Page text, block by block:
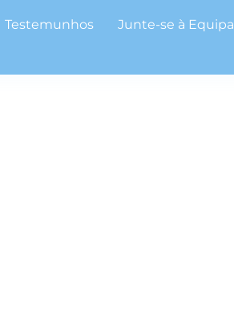
Testemunhos Junte-se à Equipa